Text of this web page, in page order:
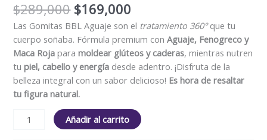
$289,000 $169,000
Las Gomitas BBL Aguaje son el tratamiento 360°que tu
cuerpo soñaba. Fórmula premium conAguaje, Fenogreco y
Maca Roja paramoldear glúteos y caderas, mientras nutren
tupiel, cabello y energía desde adentro. ¡Disfruta de la
belleza integral con un sabor delicioso! Es hora de resaltar
tu figura natural.
Añadir al carrito